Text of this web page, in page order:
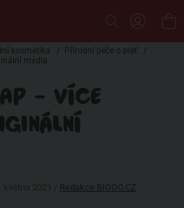
kosmetika / Přírodní péče o pleť
/
mýdla
- VÍCE
Redakce BIOOO.CZ